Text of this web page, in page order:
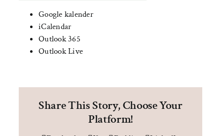
Google kalender
iCalendar
Outlook 365
Outlook Live
Share This Story, Choose Your
Platform!